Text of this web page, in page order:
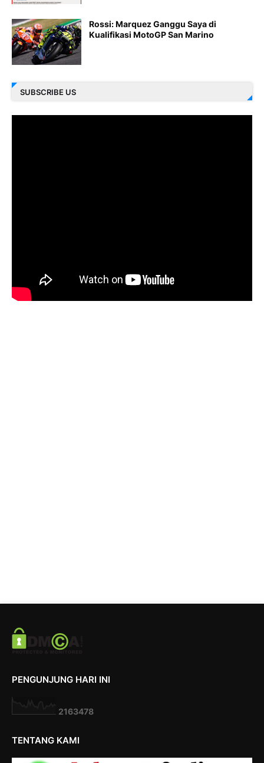
Rossi: Marquez Ganggu Saya di
Kualifikasi MotoGP San Marino
SUBSCRIBE US
PENGUNJUNG HARI INI
2163478
TENTANG KAMI